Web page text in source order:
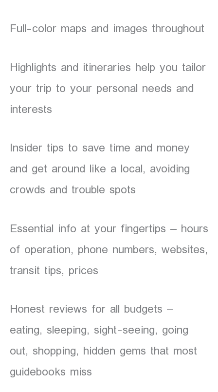
Full-color maps and images throughout
Highlights and itineraries help you tailor
your trip to your personal needs and
interests
Insider tips to save time and money
and get around like a local, avoiding
crowds and trouble spots
Essential info at your fingertips – hours
of operation, phone numbers, websites,
transit tips, prices
Honest reviews for all budgets –
eating, sleeping, sight-seeing, going
out, shopping, hidden gems that most
guidebooks miss